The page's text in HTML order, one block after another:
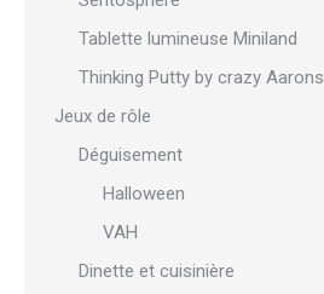
Tablette lumineuse Miniland
Thinking Putty by crazy Aarons
Jeux de rôle
Déguisement
Halloween
VAH
Dinette et cuisinière